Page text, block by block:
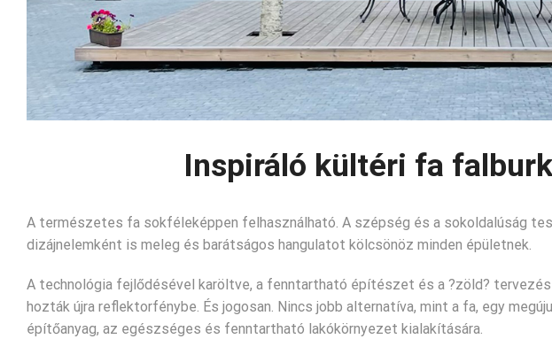
Inspiráló kültéri fa
A természetes fa sokféleképpen felhasználható. A szépség és a sokoldalúság
dizájnelemként is meleg és barátságos hangulatot kölcsönöz minden épületnek.
A technológia fejlődésével karöltve, a fenntartható építészet és a ?zöld?
hozták újra reflektorfénybe. És jogosan. Nincs jobb alternatíva, mint a fa, egy
építőanyag, az egészséges és fenntartható lakókörnyezet kialakítására.